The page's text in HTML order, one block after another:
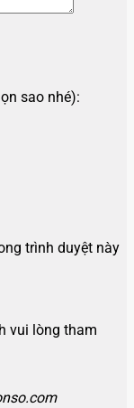
sao nhé):
trình duyệt này
vui lòng tham